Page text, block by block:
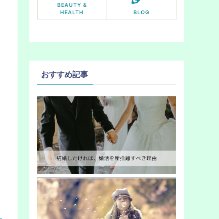
BEAUTY &
HEALTH
BLOG
おすすめ記事